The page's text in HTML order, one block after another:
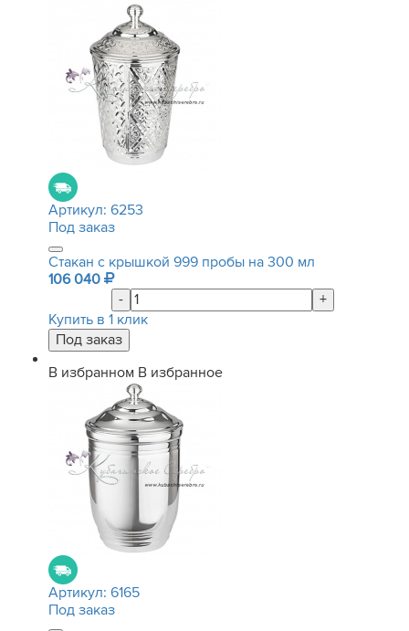
Артикул: 6253
Под заказ
Стакан с крышкой 999 пробы на 300 мл
106 040
-
+
Купить в 1 клик
В избранном В избранное
Артикул: 6165
Под заказ